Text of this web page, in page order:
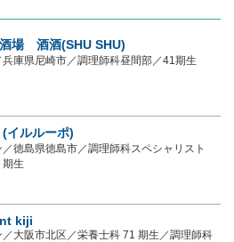
場 酒酒(SHU SHU)
庫県尼崎市／調理師科昼間部／41期生
イルルーポ)
徳島県徳島市／調理師科スペシャリスト
期生
kiji
／大阪市北区／栄養士科 71 期生／調理師科